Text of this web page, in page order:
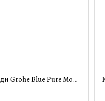
Кран для подачі фільтрованої води Grohe Blue Pure Mono 31724000